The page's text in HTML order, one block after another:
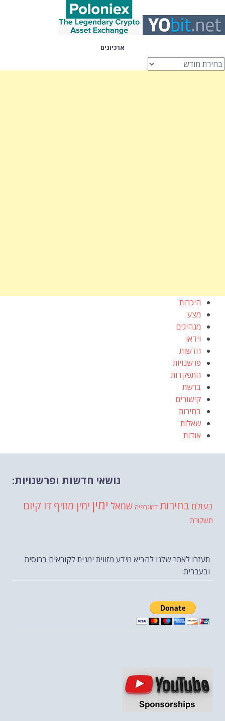
ארכיונים
ארכיונים
היכרות
מצע
מנהיגים
וידאו
חדשות
פרשנויות
התפקדות
ברשת
קישורים
בחירות
שאלות
אודות
נושאי חדשות ופרשנויות:
בעולם בחירות דמוגרפיה שמאל ימין ימין מזויף דו קיום
תשקורת
תעזרו לאתר שלנו להביא מידע מזווית ימנית לקוראים ברוסית
ובעברית: